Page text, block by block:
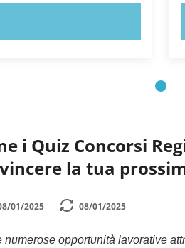
i Quiz Concorsi
la tua
01/2025 08/01/2025
numerose opportunità lavorative